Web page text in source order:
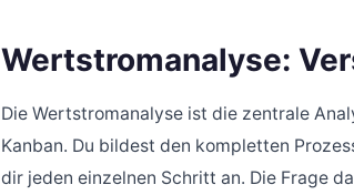
Wertstromanalyse:
Die Wertstromanalyse ist die zentrale
Kanban. Du bildest den kompletten
dir jeden einzelnen Schritt an. Die Frage